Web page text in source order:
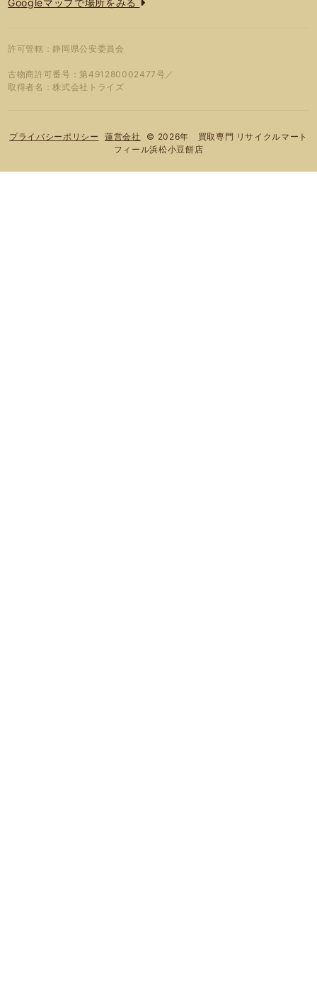
Googleマップで場所をみる
許可管轄：静岡県公安委員会
古物商許可番号：第491280002477号／
取得者名：株式会社トライズ
プライバシーポリシー 蓮営会社
© 2026年 買取専門 リサイクルマート
フィール浜松小豆餅店